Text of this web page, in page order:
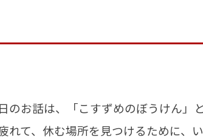
お話は、「こすずめのぼうけん」
て、休む場所を見つけるために、